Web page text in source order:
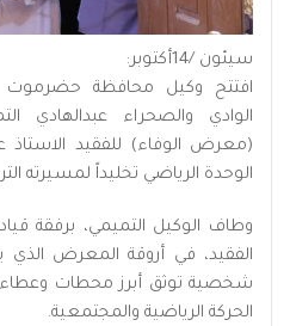
سيئون /14أكتوبر:
افتتح وكيل محافظة حضرموت
الوادي والصحراء عبدالهادي
(معرض الوفاء) للفقيد الاستاذ
الوحدة الرياضي تخليداً لمسيرته
وطاف الوكيل التميمي، برفقة
الفقيد، في أروقة المعرض الذي
شخصية توثق أبرز محطات
الحركة الرياضية والمجتمعية.